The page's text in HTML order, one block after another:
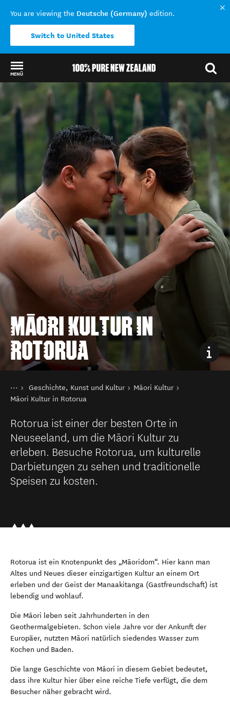
You are viewing the Deutsche (Germany) edition.
Switch to United States
MENÜ
Back to my results
MĀORI KULTUR IN
ROTORUA
Sie sind hier
Startseite
Aktivitäten
Geschichte, Kunst und Kultur
Māori Kultur
Māori Kultur in Rotorua
Rotorua ist einer der besten Orte in
Neuseeland, um die Māori Kultur zu
erleben. Besuche Rotorua, um kulturelle
Darbietungen zu sehen und traditionelle
Speisen zu kosten.
Rotorua ist ein Knotenpunkt des „Māoridom“. Hier kann man
Altes und Neues dieser einzigartigen Kultur an einem Ort
erleben und der Geist der Manaakitanga (Gastfreundschaft) ist
lebendig und wohlauf.
Die Māori leben seit Jahrhunderten in den
Geothermalgebieten. Schon viele Jahre vor der Ankunft der
Europäer, nutzten Māori natürlich siedendes Wasser zum
Kochen und Baden.
Die lange Geschichte von Māori in diesem Gebiet bedeutet,
dass ihre Kultur hier über eine reiche Tiefe verfügt, die dem
Besucher näher gebracht wird.